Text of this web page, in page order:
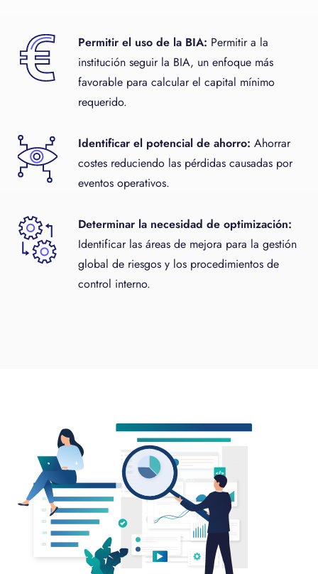
Permitir el uso de la BIA: Permitir a la
institución seguir la BIA, un enfoque más
favorable para calcular el capital mínimo
requerido.
Identificar el potencial de ahorro: Ahorrar
costes reduciendo las pérdidas causadas por
eventos operativos.
Determinar la necesidad de optimización:
Identificar las áreas de mejora para la gestión
global de riesgos y los procedimientos de
control interno.